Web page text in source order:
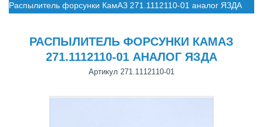
Распылитель форсунки КамАЗ 271.1112110-01 аналог ЯЗДА
РАСПЫЛИТЕЛЬ ФОРСУНКИ КАМАЗ
271.1112110-01 АНАЛОГ ЯЗДА
Артикул 271.1112110-01